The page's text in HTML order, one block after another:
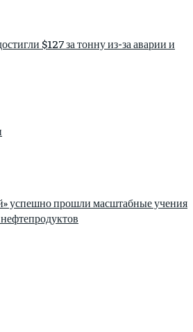
$127 за тонну из-за аварии и
успешно прошли масштабные учения